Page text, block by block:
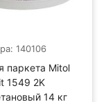
140106
паркета Mitol
1549 2K
14 кг